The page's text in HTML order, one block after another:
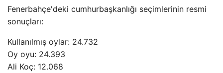
Fenerbahçe'deki cumhurbaşkanlığı seçimlerinin resmi
sonuçları:
Kullanılmış oylar: 24.732
Oy oyu: 24.393
Ali Koç: 12.068